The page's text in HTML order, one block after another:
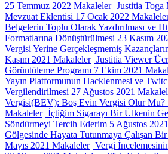
25 Temmuz 2022 Makaleler Justitia
Mevzuat Eklentisi 17 Ocak 2022
Belgelerin Toplu Olarak Yazdırılması ve
Formatlarına Dönüştürülmesi 23 Kasım
Vergisi Yerine Gerçekleşmemiş
Kasım 2021 Makaleler Justitia Viewer
Görüntüleme Programı 7 Ekim 2021
Yayın Platformunun Hacklenmesi ve
Vergilendirilmesi 27 Ağustos 2021
Vergisi(BEV): Boş Evin Vergisi Olur Mu?
Makaleler İçtiğim Sigarayı Bir Ülkenin
Söndürmeyi Tercih Ederim 5 Ağustos 2021
Gölgesinde Hayata Tutunmaya Çalışan
Mayıs 2021 Makaleler Vergi